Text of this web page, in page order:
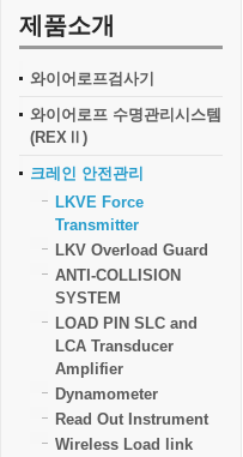
제품소개
와이어로프검사기
와이어로프 수명관리시스템
(REXⅡ)
크레인 안전관리
LKVE Force
Transmitter
LKV Overload Guard
ANTI-COLLISION
SYSTEM
LOAD PIN SLC and
LCA Transducer
Amplifier
Dynamometer
Read Out Instrument
Wireless Load link